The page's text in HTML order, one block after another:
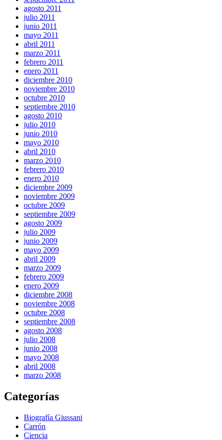
agosto 2011
julio 2011
junio 2011
mayo 2011
abril 2011
marzo 2011
febrero 2011
enero 2011
diciembre 2010
noviembre 2010
octubre 2010
septiembre 2010
agosto 2010
julio 2010
junio 2010
mayo 2010
abril 2010
marzo 2010
febrero 2010
enero 2010
diciembre 2009
noviembre 2009
octubre 2009
septiembre 2009
agosto 2009
julio 2009
junio 2009
mayo 2009
abril 2009
marzo 2009
febrero 2009
enero 2009
diciembre 2008
noviembre 2008
octubre 2008
septiembre 2008
agosto 2008
julio 2008
junio 2008
mayo 2008
abril 2008
marzo 2008
Categorías
Biografía Giussani
Carrón
Ciencia